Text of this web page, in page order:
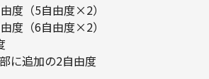
度（5自由度×2）
度（6自由度×2）
に追加の2自由度